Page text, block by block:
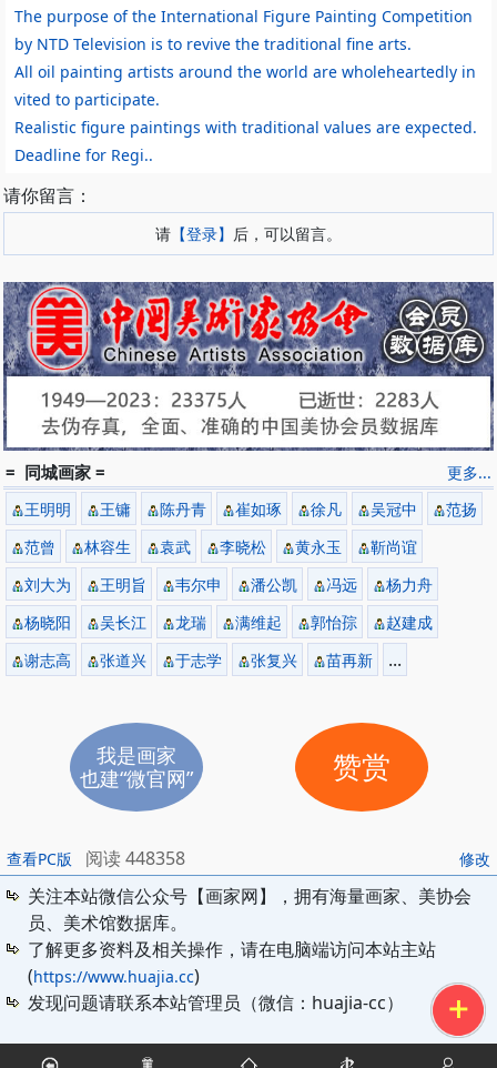
The purpose of the International Figure Painting Competition
by NTD Television is to revive the traditional fine arts.
All oil painting artists around the world are wholeheartedly in
vited to participate.
Realistic figure paintings with traditional values are expected.
Deadline for Regi..
请你留言：
请 【登录】 后，可以留言。
更多...
= 同城画家 =
王明明 王镛 陈丹青 崔如琢 徐凡 吴冠中
范扬
范曾
林容生 袁武 李晓松 黄永玉
靳尚谊
刘大为
王明旨 韦尔申 潘公凯 冯远
杨力舟
杨晓阳
吴长江 龙瑞 满维起 郭怡孮
赵建成
谢志高
张道兴 于志学 张复兴 苗再新 ...
我是画家
也建“微官网”
赞赏
修改
查看PC版
阅读 448358
关注本站微信公众号【画家网】，拥有海量画家、美协会
员、美术馆数据库。
了解更多资料及相关操作，请在电脑端访问本站主站
(https://www.huajia.cc)
发现问题请联系本站管理员（微信：huajia-cc）